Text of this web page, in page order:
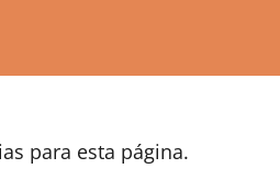
para esta página.